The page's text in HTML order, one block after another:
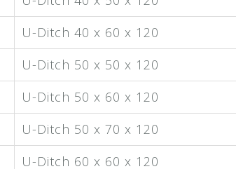
U-Ditch 40 x 60 x 120
U-Ditch 50 x 50 x 120
U-Ditch 50 x 60 x 120
U-Ditch 50 x 70 x 120
U-Ditch 60 x 60 x 120